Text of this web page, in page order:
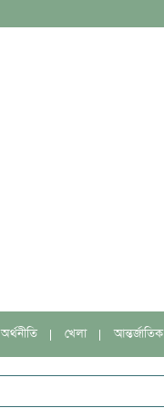
অর্থনীতি খেলা আন্তর্জাতিক